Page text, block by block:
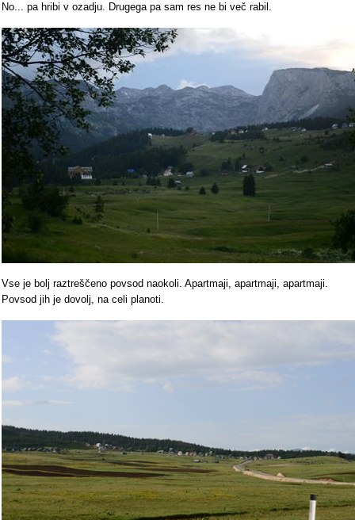
No... pa hribi v ozadju. Drugega pa sam res ne bi več rabil.
Vse je bolj raztreščeno povsod naokoli. Apartmaji, apartmaji, apartmaji.
Povsod jih je dovolj, na celi planoti.